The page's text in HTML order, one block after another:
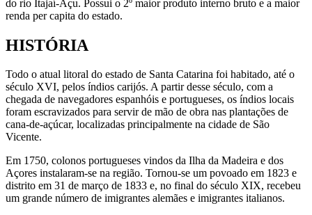
do rio Itajaí-Açu. Possui o 2º maior produto interno bruto e a maior
renda per capita do estado.
HISTÓRIA
Todo o atual litoral do estado de Santa Catarina foi habitado, até o
século XVI, pelos índios carijós. A partir desse século, com a
chegada de navegadores espanhóis e portugueses, os índios locais
foram escravizados para servir de mão de obra nas plantações de
cana-de-açúcar, localizadas principalmente na cidade de São
Vicente.
Em 1750, colonos portugueses vindos da Ilha da Madeira e dos
Açores instalaram-se na região. Tornou-se um povoado em 1823 e
distrito em 31 de março de 1833 e, no final do século XIX, recebeu
um grande número de imigrantes alemães e imigrantes italianos.